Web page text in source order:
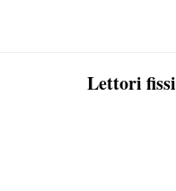
Lettori fissi